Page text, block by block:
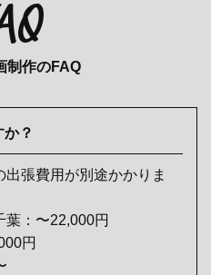
制作のFAQ
？
張費用が別途かかりま
：〜22,000円
円